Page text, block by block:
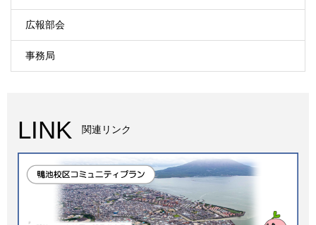
広報部会
事務局
LINK 関連リンク